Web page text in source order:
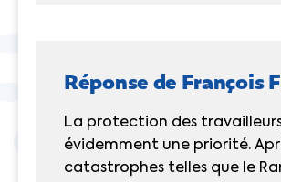
Réponse de François
La protection des
évidemment une priorité.
catastrophes telles que le